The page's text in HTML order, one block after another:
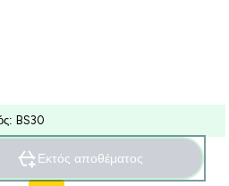
BS30
Εκτός αποθέματος